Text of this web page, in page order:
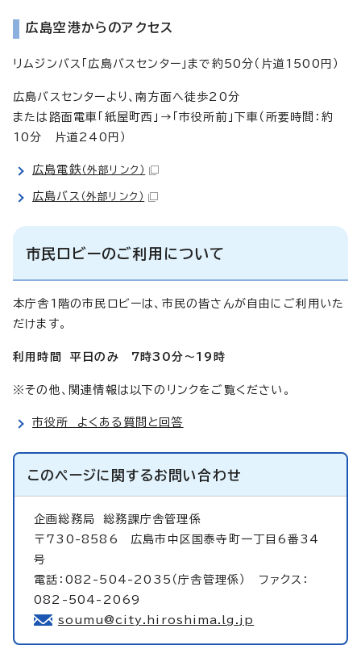
広島空港からのアクセス
リムジンバス「広島バスセンター」まで約50分（片道1500円）
広島バスセンターより、南方面へ徒歩20分
または路面電車「紙屋町西」→「市役所前」下車（所要時間：約
10分 片道240円）
広島電鉄（外部リンク）
広島バス （外部リンク）
市民ロビーのご利用について
本庁舎1階の市民ロビーは、市民の皆さんが自由にご利用いた
だけます。
利用時間 平日のみ 7時30分～19時
※その他、関連情報は以下のリンクをご覧ください。
市役所 よくある質問と回答
このページに関するお問い合わせ
企画総務局総務課庁舎管理係
〒730-8586 広島市中区国泰寺町一丁目6番34
号
電話：082-504-2035（庁舎管理係） ファクス：
082-504-2069
soumu@city.hiroshima.lg.jp